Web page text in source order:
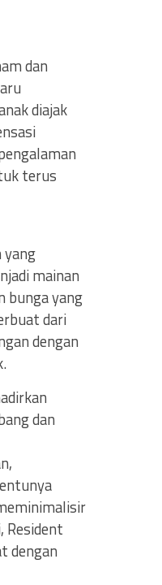
dan
diajak
terus
yang
mainan
bunga yang
dari
dengan
dan
Resident
dengan